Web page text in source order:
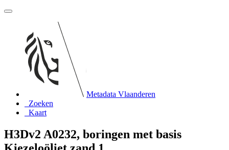
Metadata Vlaanderen
Zoeken
Kaart
H3Dv2 A0232, boringen met basis